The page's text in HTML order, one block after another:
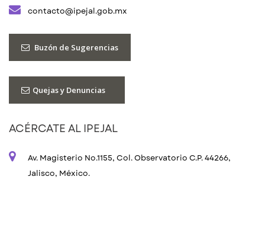
contacto@ipejal.gob.mx
Buzón de Sugerencias
Quejas y Denuncias
ACÉRCATE AL IPEJAL
Av. Magisterio No.1155, Col. Observatorio C.P. 44266,
Jalisco, México.